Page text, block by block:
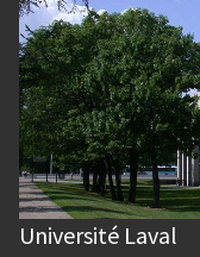
Université Laval